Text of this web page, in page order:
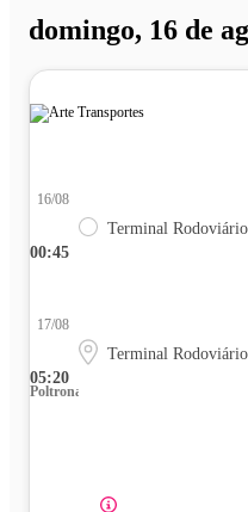
domingo, 16 de
00:45
16/08
Terminal
05:20
17/08
Terminal
Poltrona